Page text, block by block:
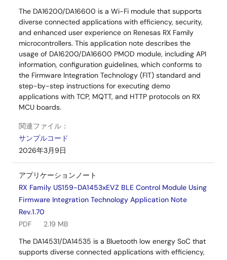
The DA16200/DA16600 is a Wi-Fi module that supports
diverse connected applications with efficiency, security,
and enhanced user experience on Renesas RX Family
microcontrollers. This application note describes the
usage of DA16200/DA16600 PMOD module, including API
information, configuration guidelines, which conforms to
the Firmware Integration Technology (FIT) standard and
step-by-step instructions for executing demo
applications with TCP, MQTT, and HTTP protocols on RX
MCU boards.
関連ファイル：
サンプルコード
2026年3月9日
アプリケーションノート
RX Family US159-DA1453xEVZ BLE Control Module Using
Firmware Integration Technology Application Note
Rev.1.70
PDF
2.19 MB
The DA14531/DA14535 is a Bluetooth low energy SoC that
supports diverse connected applications with efficiency,